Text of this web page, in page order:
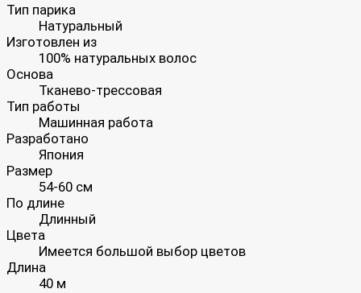
Тип парика
Натуральный
Изготовлен из
100% натуральных волос
Основа
Тканево-трессовая
Тип работы
Машинная работа
Разработано
Япония
Размер
54-60 см
По длине
Длинный
Цвета
Имеется большой выбор цветов
Длина
40 м